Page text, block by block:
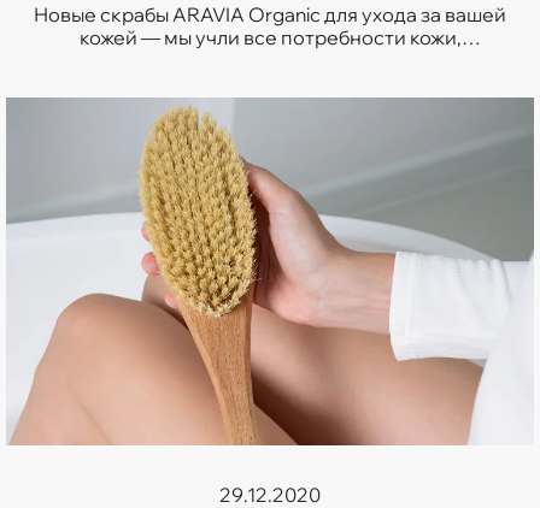
Новые скрабы ARAVIA Organic для ухода за вашей
кожей — мы учли все потребности кожи,
29.12.2020